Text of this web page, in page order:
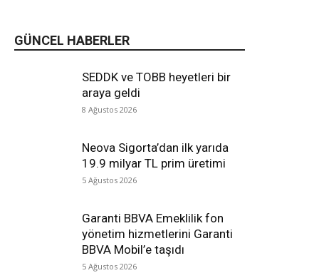
GÜNCEL HABERLER
SEDDK ve TOBB heyetleri bir
araya geldi
8 Ağustos 2026
Neova Sigorta’dan ilk yarıda
19.9 milyar TL prim üretimi
5 Ağustos 2026
Garanti BBVA Emeklilik fon
yönetim hizmetlerini Garanti
BBVA Mobil’e taşıdı
5 Ağustos 2026